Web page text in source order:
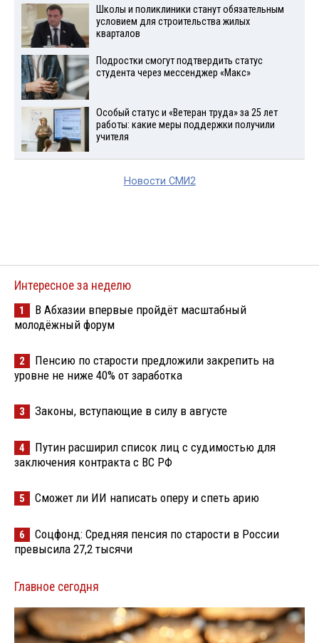
Школы и поликлиники станут обязательным
условием для строительства жилых
кварталов
Подростки смогут подтвердить статус
студента через мессенджер «Макс»
Особый статус и «Ветеран труда» за 25 лет
работы: какие меры поддержки получили
учителя
Новости СМИ2
Интересное за неделю
1
В Абхазии впервые пройдёт масштабный
молодёжный форум
2
Пенсию по старости предложили закрепить на
уровне не ниже 40% от заработка
3 Законы, вступающие в силу в августе
4
Путин расширил список лиц с судимостью для
заключения контракта с ВС РФ
5 Сможет ли ИИ написать оперу и спеть арию
6
Соцфонд: Средняя пенсия по старости в России
превысила 27,2 тысячи
Главное сегодня